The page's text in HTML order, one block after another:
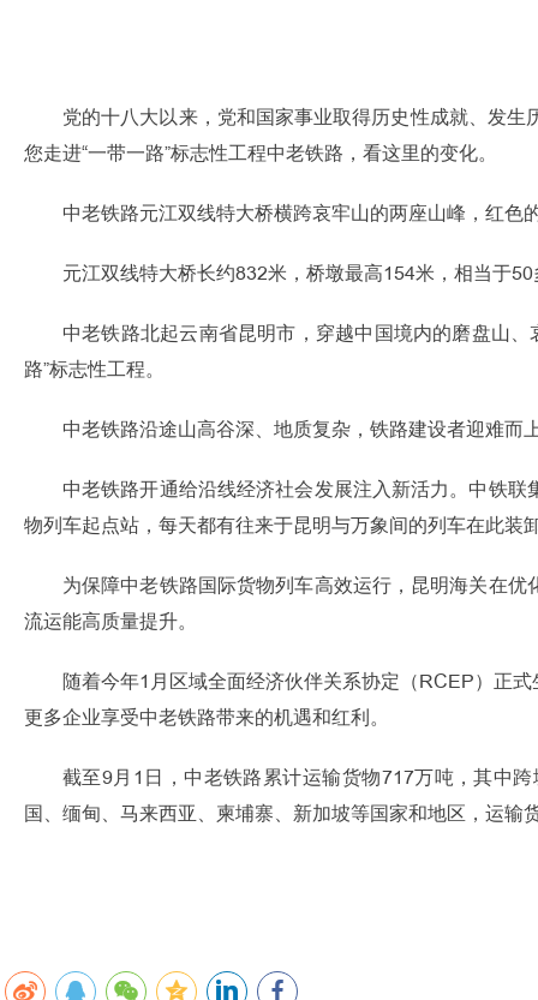
党的十八大以来，党和国家事业取得历史性成就、发
您走进“一带一路”标志性工程中老铁路，看这里的变化。
中老铁路元江双线特大桥横跨哀牢山的两座山峰，红
元江双线特大桥长约832米，桥墩最高154米，相当于
中老铁路北起云南省昆明市，穿越中国境内的磨盘山
路”标志性工程。
中老铁路沿途山高谷深、地质复杂，铁路建设者迎难
中老铁路开通给沿线经济社会发展注入新活力。中铁
物列车起点站，每天都有往来于昆明与万象间的列车在此装
为保障中老铁路国际货物列车高效运行，昆明海关在
流运能高质量提升。
随着今年1月区域全面经济伙伴关系协定（RCEP）正
更多企业享受中老铁路带来的机遇和红利。
截至9月1日，中老铁路累计运输货物717万吨，其中
国、缅甸、马来西亚、柬埔寨、新加坡等国家和地区，运